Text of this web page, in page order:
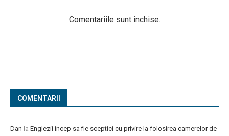
Comentariile sunt inchise.
COMENTARII
Dan la Englezii incep sa fie sceptici cu privire la folosirea camerelor de